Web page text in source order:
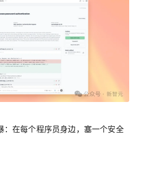
：在每个程序员身边，塞一个安全